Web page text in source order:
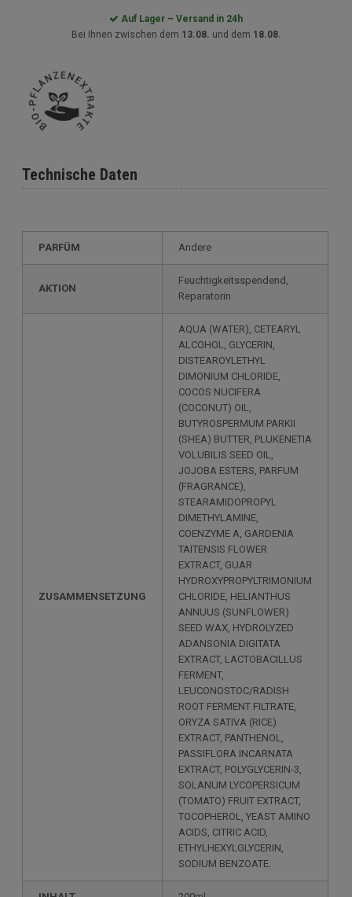
Auf Lager – Versand in 24h
Bei Ihnen zwischen dem 13.08. und dem 18.08.
Technische Daten
PARFÜM Andere
AKTION
Feuchtigkeitsspendend,
Reparatorin
ZUSAMMENSETZUNG
AQUA (WATER), CETEARYL
ALCOHOL, GLYCERIN,
DISTEAROYLETHYL
DIMONIUM CHLORIDE,
COCOS NUCIFERA
(COCONUT) OIL,
BUTYROSPERMUM PARKII
(SHEA) BUTTER, PLUKENETIA
VOLUBILIS SEED OIL,
JOJOBA ESTERS, PARFUM
(FRAGRANCE),
STEARAMIDOPROPYL
DIMETHYLAMINE,
COENZYME A, GARDENIA
TAITENSIS FLOWER
EXTRACT, GUAR
HYDROXYPROPYLTRIMONIUM
CHLORIDE, HELIANTHUS
ANNUUS (SUNFLOWER)
SEED WAX, HYDROLYZED
ADANSONIA DIGITATA
EXTRACT, LACTOBACILLUS
FERMENT,
LEUCONOSTOC/RADISH
ROOT FERMENT FILTRATE,
ORYZA SATIVA (RICE)
EXTRACT, PANTHENOL,
PASSIFLORA INCARNATA
EXTRACT, POLYGLYCERIN-3,
SOLANUM LYCOPERSICUM
(TOMATO) FRUIT EXTRACT,
TOCOPHEROL, YEAST AMINO
ACIDS, CITRIC ACID,
ETHYLHEXYLGLYCERIN,
SODIUM BENZOATE.